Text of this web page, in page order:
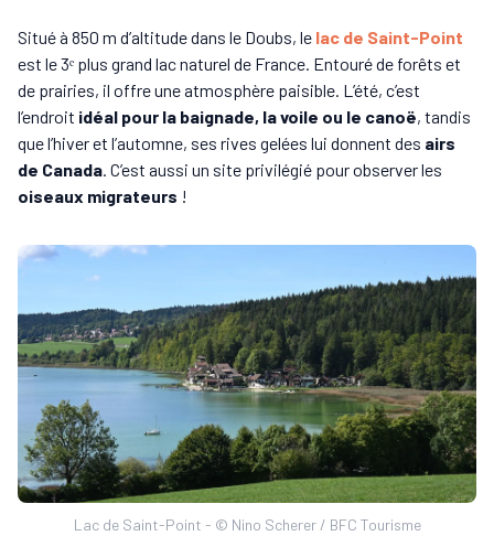
Situé à 850 m d’altitude dans le Doubs, le lac de Saint-Point
est le 3ᵉ plus grand lac naturel de France. Entouré de forêts et
de prairies, il offre une atmosphère paisible. L’été, c’est
l’endroit idéal pour la baignade, la voile ou le canoë, tandis
que l’hiver et l’automne, ses rives gelées lui donnent des airs
de Canada . C’est aussi un site privilégié pour observer les
oiseaux migrateurs !
Lac de Saint-Point - © Nino Scherer / BFC Tourisme